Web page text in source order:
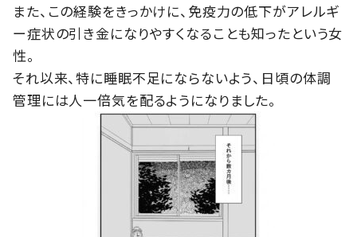
また、この経験をきっかけに、免疫力の低下がアレルギ
ー症状の引き金になりやすくなることも知ったという女
性。
それ以来、特に睡眠不足にならないよう、日頃の体調
管理には人一倍気を配るようになりました。